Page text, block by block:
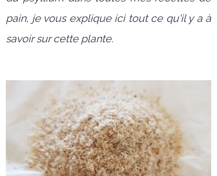
pain, je vous explique ici tout ce qu'il y a à
savoir sur cette plante.